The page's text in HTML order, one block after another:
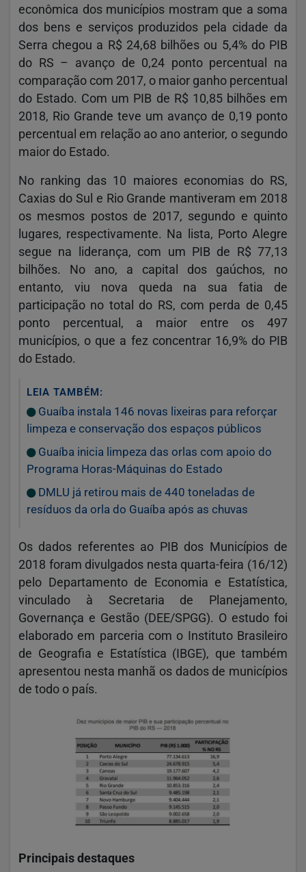
econômica dos municípios mostram que a soma
dos bens e serviços produzidos pela cidade da
Serra chegou a R$ 24,68 bilhões ou 5,4% do PIB
do RS – avanço de 0,24 ponto percentual na
comparação com 2017, o maior ganho percentual
do Estado. Com um PIB de R$ 10,85 bilhões em
2018, Rio Grande teve um avanço de 0,19 ponto
percentual em relação ao ano anterior, o segundo
maior do Estado.
No ranking das 10 maiores economias do RS,
Caxias do Sul e Rio Grande mantiveram em 2018
os mesmos postos de 2017, segundo e quinto
lugares, respectivamente. Na lista, Porto Alegre
segue na liderança, com um PIB de R$ 77,13
bilhões. No ano, a capital dos gaúchos, no
entanto, viu nova queda na sua fatia de
participação no total do RS, com perda de 0,45
ponto percentual, a maior entre os 497
municípios, o que a fez concentrar 16,9% do PIB
do Estado.
LEIA TAMBÉM:
Guaíba instala 146 novas lixeiras para reforçar
limpeza e conservação dos espaços públicos
Guaíba inicia limpeza das orlas com apoio do
Programa Horas-Máquinas do Estado
DMLU já retirou mais de 440 toneladas de
resíduos da orla do Guaíba após as chuvas
Os dados referentes ao PIB dos Municípios de
2018 foram divulgados nesta quarta-feira (16/12)
pelo Departamento de Economia e Estatística,
vinculado à Secretaria de Planejamento,
Governança e Gestão (DEE/SPGG). O estudo foi
elaborado em parceria com o Instituto Brasileiro
de Geografia e Estatística (IBGE), que também
apresentou nesta manhã os dados de municípios
de todo o país.
Principais destaques